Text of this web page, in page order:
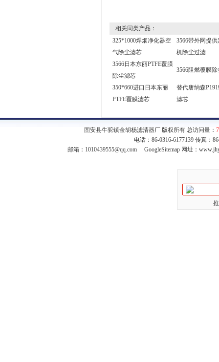
相关同类产品：
325*1000焊烟净化器空
气除尘滤芯
3566带外网提
机除尘过滤
3566日本东丽PTFE覆膜
除尘滤芯
3566阻燃覆膜
350*660进口日本东丽
PTFE覆膜滤芯
替代唐纳森
滤芯
固安县牛驼镇金胡杨滤清器厂 版权所有 总访问量：
电话：86-0316-6177139 传真：
邮箱： 1010439555@qq.com GoogleSitemap网址：